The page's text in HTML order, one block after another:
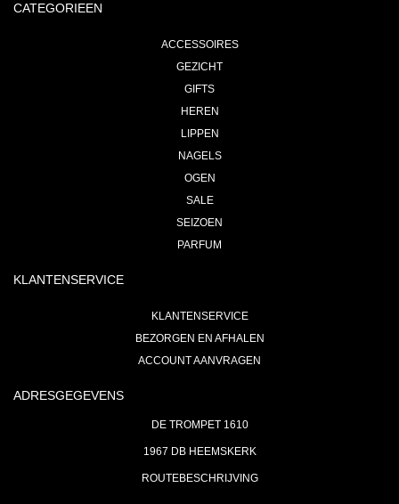
CATEGORIEEN
ACCESSOIRES
GEZICHT
GIFTS
HEREN
LIPPEN
NAGELS
OGEN
SALE
SEIZOEN
PARFUM
KLANTENSERVICE
KLANTENSERVICE
BEZORGEN EN AFHALEN
ACCOUNT AANVRAGEN
ADRESGEGEVENS
DE TROMPET 1610
1967 DB HEEMSKERK
ROUTEBESCHRIJVING